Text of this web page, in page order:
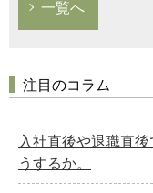
一覧へ
注目のコラム
入社直後や退職直
うするか。